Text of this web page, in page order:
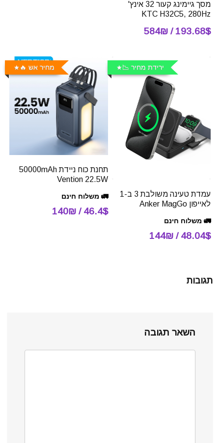
מסך גיימינג קעור 32 אינץ'
KTC H32C5, 280Hz
193.68$ / 584₪
ירידת מחיר 📉
עמדת טעינה משולבת 3 ב-1
לאייפון Anker MagGo
🚛 משלוח חינם
48.04$ / 144₪
מחיר אש 🔥
תחנת כוח ניידת 50000mAh
Vention 22.5W
🚛 משלוח חינם
46.4$ / 140₪
תגובות
השאר תגובה